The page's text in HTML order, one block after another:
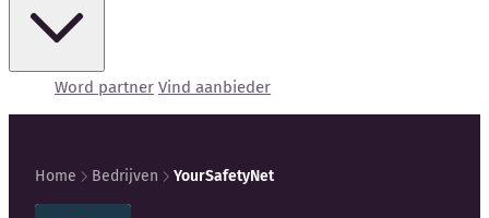
Word partner Vind aanbieder
Kennisbank
Home Bedrijven YourSafetyNet